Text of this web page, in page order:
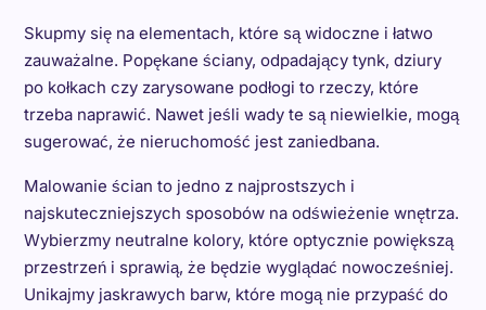
Skupmy się na elementach, które są widoczne i łatwo
zauważalne. Popękane ściany, odpadający tynk, dziury
po kołkach czy zarysowane podłogi to rzeczy, które
trzeba naprawić. Nawet jeśli wady te są niewielkie, mogą
sugerować, że nieruchomość jest zaniedbana.
Malowanie ścian to jedno z najprostszych i
najskuteczniejszych sposobów na odświeżenie wnętrza.
Wybierzmy neutralne kolory, które optycznie powiększą
przestrzeń i sprawią, że będzie wyglądać nowocześniej.
Unikajmy jaskrawych barw, które mogą nie przypaść do